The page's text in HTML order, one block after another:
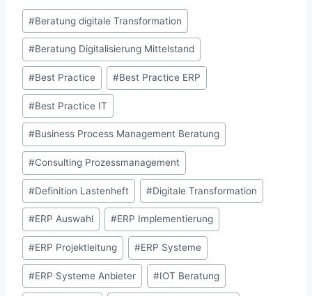
Schlagworte:
#Beratung digitale Transformation
#Beratung Digitalisierung Mittelstand
#Best Practice #Best Practice ERP
#Best Practice IT
#Business Process Management Beratung
#Consulting Prozessmanagement
#Definition Lastenheft #Digitale Transformation
#ERP Auswahl #ERP Implementierung
#ERP Projektleitung #ERP Systeme
#ERP Systeme Anbieter #IOT Beratung